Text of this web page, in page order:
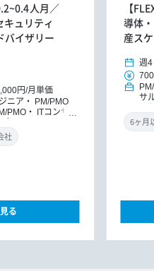
人月／
キュリティ
バイザリー
円/月単価
ニア
PM/PMO
PMO
ITコンサ
タント
社
る
【
導体
産ス
週4
サ